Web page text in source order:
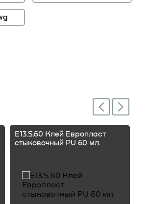
Previous
E13.S.60 Клей Европласт
стыковочный PU 60 мл.
Next